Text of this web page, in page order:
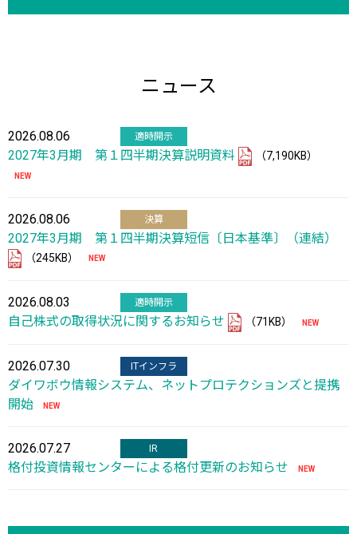
ニュース
2026.08.06 適時開示
2027年3月期 第１四半期決算説明資料 （7,190KB）
2026.08.06 決算
2027年3月期 第１四半期決算短信〔日本基準〕（連結）
（245KB）
2026.08.03 適時開示
自己株式の取得状況に関するお知らせ （71KB）
2026.07.30 ITインフラ
ダイワボウ情報システム、ネットプロテクションズと提携
開始
2026.07.27 IR
格付投資情報センターによる格付更新のお知らせ